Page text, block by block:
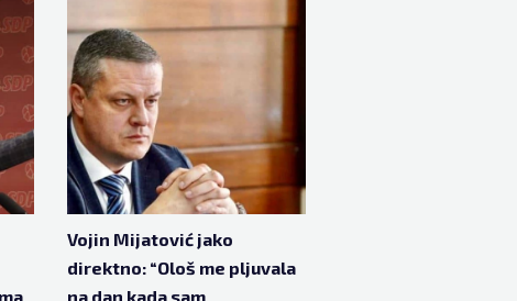
Vojin Mijatović jako
direktno: “Ološ me pljuvala
na dan kada sam